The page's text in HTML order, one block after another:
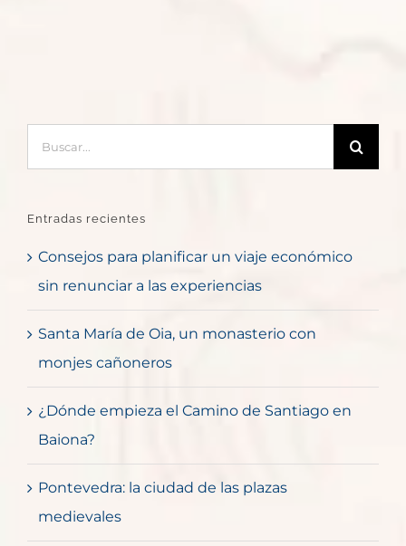
Entradas recientes
Consejos para planificar un viaje económico
sin renunciar a las experiencias
Santa María de Oia, un monasterio con
monjes cañoneros
¿Dónde empieza el Camino de Santiago en
Baiona?
Pontevedra: la ciudad de las plazas
medievales